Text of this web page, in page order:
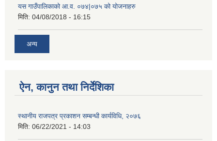
यस गाउँपालिकाको आ.व. ०७४|०७५ को योजनाहरु
मिति: 04/08/2018 - 16:15
अन्य
ऐन, कानुन तथा निर्देशिका
स्थानीय राजपत्र प्रकाशन सम्बन्धी कार्यविधि, २०७६
मिति: 06/22/2021 - 14:03